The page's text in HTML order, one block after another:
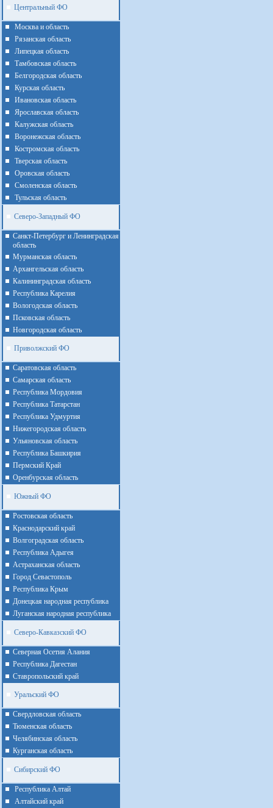
Центральный ФО
Москва и область
Рязанская область
Липецкая область
Тамбовская область
Белгородская область
Курская область
Ивановская область
Ярославская область
Калужская область
Воронежская область
Костромская область
Тверская область
Оровская область
Смоленская область
Тульская область
Северо-Западный ФО
Санкт-Петербург и Ленинградская
область
Мурманская область
Архангельская область
Калининградская область
Республика Карелия
Вологодская область
Псковская область
Новгородская область
Приволжский ФО
Cаратовская область
Cамарская область
Республика Мордовия
Республика Татарстан
Республика Удмуртия
Нижегородская область
Ульяновская область
Республика Башкирия
Пермский Край
Оренбурская область
Южный ФО
Ростовская область
Краснодарский край
Волгоградская область
Республика Адыгея
Астраханская область
Город Севастополь
Республика Крым
Донецкая народная республика
Луганская народная республика
Северо-Кавказский ФО
Северная Осетия Алания
Республика Дагестан
Ставропольский край
Уральский ФО
Cвердловская область
Тюменская область
Челябинская область
Курганская область
Сибирский ФО
Республика Алтай
Алтайcкий край